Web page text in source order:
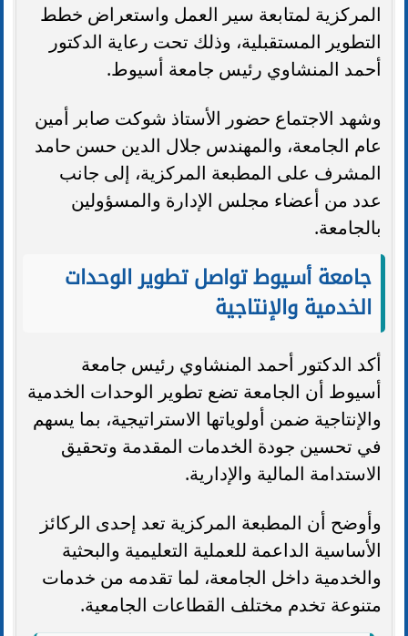
المركزية لمتابعة سير العمل واستعراض خطط
التطوير المستقبلية، وذلك تحت رعاية الدكتور
أحمد المنشاوي رئيس جامعة أسيوط.
وشهد الاجتماع حضور الأستاذ شوكت صابر أمين
عام الجامعة، والمهندس جلال الدين حسن حامد
المشرف على المطبعة المركزية، إلى جانب
عدد من أعضاء مجلس الإدارة والمسؤولين
بالجامعة.
جامعة أسيوط تواصل تطوير الوحدات
الخدمية والإنتاجية
أكد الدكتور أحمد المنشاوي رئيس جامعة
أسيوط أن الجامعة تضع تطوير الوحدات الخدمية
والإنتاجية ضمن أولوياتها الاستراتيجية، بما يسهم
في تحسين جودة الخدمات المقدمة وتحقيق
الاستدامة المالية والإدارية.
وأوضح أن المطبعة المركزية تعد إحدى الركائز
الأساسية الداعمة للعملية التعليمية والبحثية
والخدمية داخل الجامعة، لما تقدمه من خدمات
متنوعة تخدم مختلف القطاعات الجامعية.